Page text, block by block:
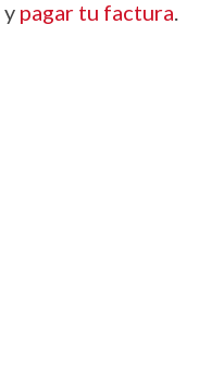
y pagar tu factura.